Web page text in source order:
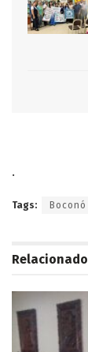
.
Tags: Boconó
Relacionado